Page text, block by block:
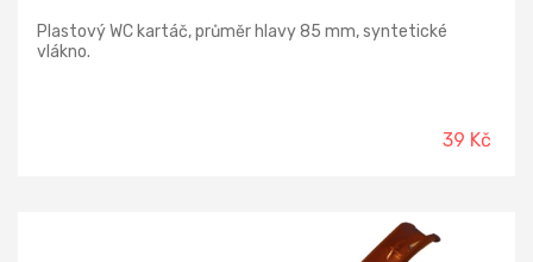
Plastový WC kartáč, průměr hlavy 85 mm, syntetické
vlákno.
39 Kč